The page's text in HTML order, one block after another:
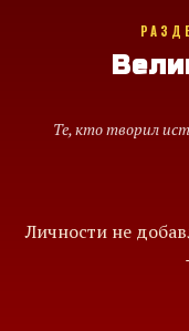
Те, кто творил
Личности не